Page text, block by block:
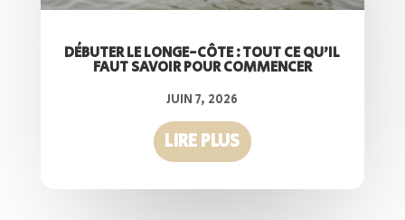
DÉBUTER LE LONGE-CÔTE : TOUT CE QU’IL
FAUT SAVOIR POUR COMMENCER
JUIN 7, 2026
LIRE PLUS